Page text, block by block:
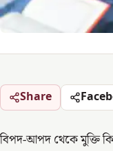
Share
বিপদ-আপদ থেকে মুক্তি